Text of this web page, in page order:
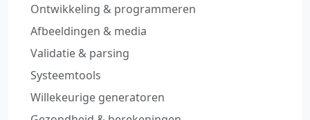
Ontwikkeling & programmeren
Afbeeldingen & media
Validatie & parsing
Systeemtools
Willekeurige generatoren